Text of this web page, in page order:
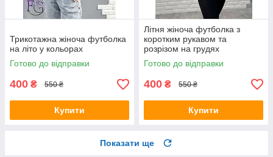
Трикотажна жіноча футболка
на літо у кольорах
Готово до відправки
400 ₴ 550 ₴
Купити
Літня жіноча футболка з
коротким рукавом та
розрізом на грудях
Готово до відправки
400 ₴ 550 ₴
Купити
Показати ще